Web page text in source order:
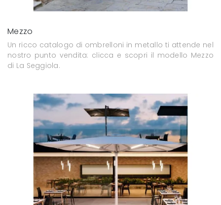
Mezzo
Un ricco catalogo di ombrelloni in metallo ti attende nel
nostro punto vendita: clicca e scopri il modello Mezzo
di La Seggiola.